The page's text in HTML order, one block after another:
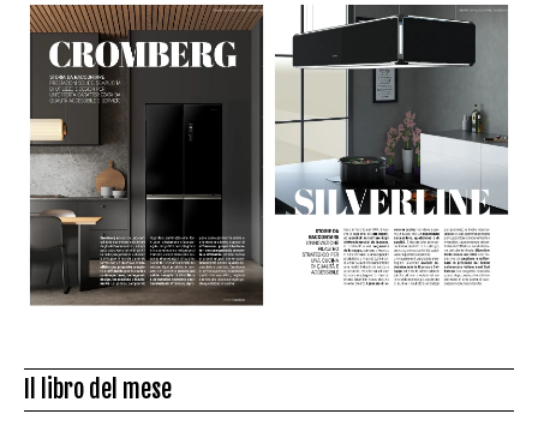
Il libro del mese